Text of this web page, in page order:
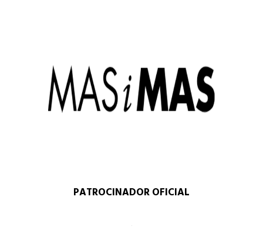
PATROCINADOR OFICIAL